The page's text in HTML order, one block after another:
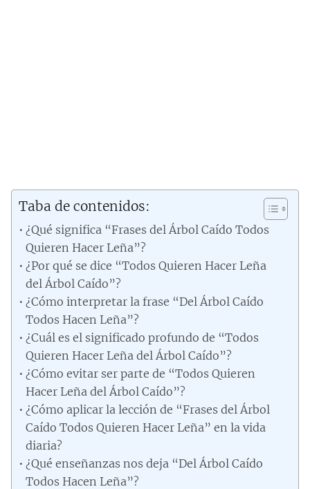
Taba de contenidos:
¿Qué significa “Frases del Árbol Caído Todos
Quieren Hacer Leña”?
¿Por qué se dice “Todos Quieren Hacer Leña
del Árbol Caído”?
¿Cómo interpretar la frase “Del Árbol Caído
Todos Hacen Leña”?
¿Cuál es el significado profundo de “Todos
Quieren Hacer Leña del Árbol Caído”?
¿Cómo evitar ser parte de “Todos Quieren
Hacer Leña del Árbol Caído”?
¿Cómo aplicar la lección de “Frases del Árbol
Caído Todos Quieren Hacer Leña” en la vida
diaria?
¿Qué enseñanzas nos deja “Del Árbol Caído
Todos Hacen Leña”?